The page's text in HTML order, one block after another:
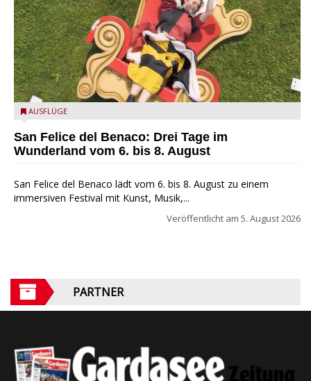
San Felice del Benaco: Drei Tage im Wunderland
AUSFLÜGE
San Felice del Benaco: Drei Tage im
Wunderland vom 6. bis 8. August
San Felice del Benaco lädt vom 6. bis 8. August zu einem
immersiven Festival mit Kunst, Musik,...
Veröffentlicht am 5. August 2026
PARTNER